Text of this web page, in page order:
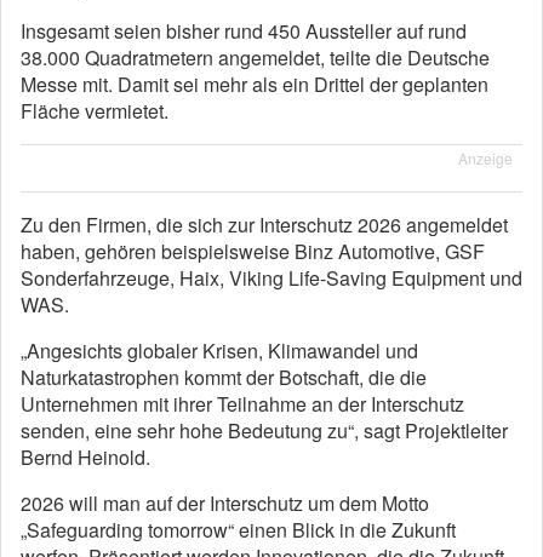
Insgesamt seien bisher rund 450 Aussteller auf rund
38.000 Quadratmetern angemeldet, teilte die Deutsche
Messe mit. Damit sei mehr als ein Drittel der geplanten
Fläche vermietet.
Anzeige
Zu den Firmen, die sich zur Interschutz 2026 angemeldet
haben, gehören beispielsweise Binz Automotive, GSF
Sonderfahrzeuge, Haix, Viking Life-Saving Equipment und
WAS.
„Angesichts globaler Krisen, Klimawandel und
Naturkatastrophen kommt der Botschaft, die die
Unternehmen mit ihrer Teilnahme an der Interschutz
senden, eine sehr hohe Bedeutung zu“, sagt Projektleiter
Bernd Heinold.
2026 will man auf der Interschutz um dem Motto
„Safeguarding tomorrow“ einen Blick in die Zukunft